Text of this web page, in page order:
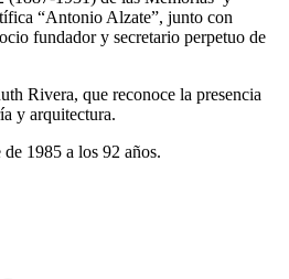
“Antonio Alzate”, junto con
fundador y secretario perpetuo de
Rivera, que reconoce la presencia
y arquitectura.
1985 a los 92 años.